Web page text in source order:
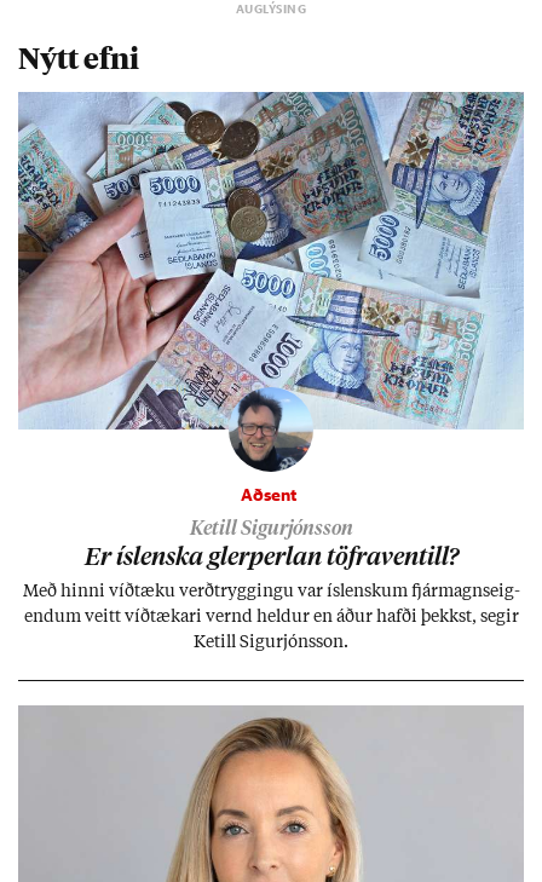
Nýtt efni
Aðsent
Ketill Sigurjónsson
Er ís­lenska glerperl­an töfra­ventill?
Með hinni víð­tæku verð­trygg­ingu var ís­lensk­um fjár­magns­eig­
end­um veitt víð­tæk­ari vernd held­ur en áð­ur hafði þekkst, seg­ir
Ketill Sig­ur­jóns­son.